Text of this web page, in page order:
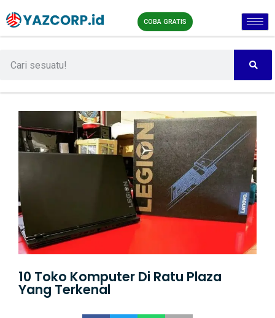
COBA GRATIS
10 Toko Komputer Di Ratu Plaza
Yang Terkenal